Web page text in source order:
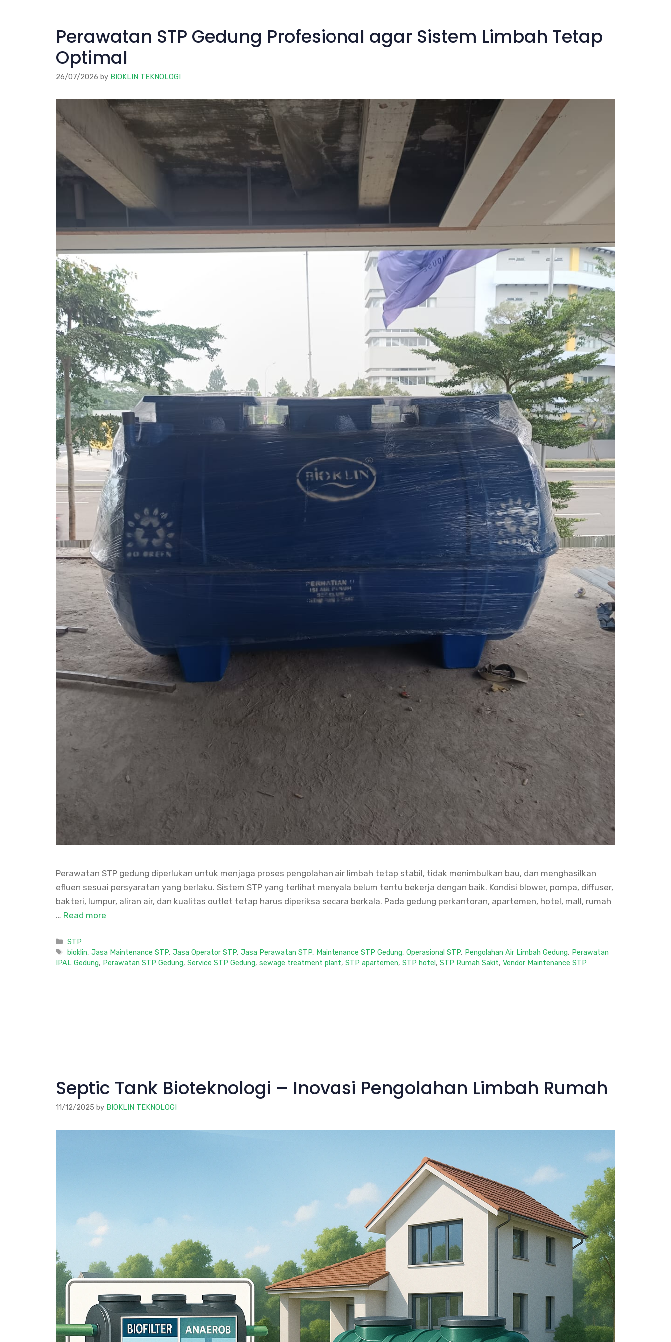
Perawatan STP Gedung Profesional agar Sistem Limbah Tetap
Optimal
26/07/2026 by BIOKLIN TEKNOLOGI
Perawatan STP gedung diperlukan untuk menjaga proses pengolahan air limbah tetap stabil, tidak menimbulkan bau, dan menghasilkan
efluen sesuai persyaratan yang berlaku. Sistem STP yang terlihat menyala belum tentu bekerja dengan baik. Kondisi blower, pompa, diffuser,
bakteri, lumpur, aliran air, dan kualitas outlet tetap harus diperiksa secara berkala. Pada gedung perkantoran, apartemen, hotel, mall, rumah
… Read more
Categories
STP
Tags
bioklin,Jasa Maintenance STP,Jasa Operator STP,Jasa Perawatan STP, Maintenance STP Gedung,Operasional STP, Pengolahan Air Limbah Gedung, Perawatan
IPAL Gedung, Perawatan STP Gedung, Service STP Gedung, sewage treatment plant, STP apartemen, STP hotel, STP Rumah Sakit, Vendor Maintenance STP
Septic Tank Bioteknologi – Inovasi Pengolahan Limbah Rumah
11/12/2025 by BIOKLIN TEKNOLOGI